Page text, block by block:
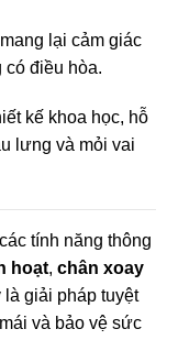
lại cảm giác
có điều hòa.
kế khoa học, hỗ
lưng và mỏi vai
tính năng thông
hoạt, chân xoay
là giải pháp tuyệt
và bảo vệ sức